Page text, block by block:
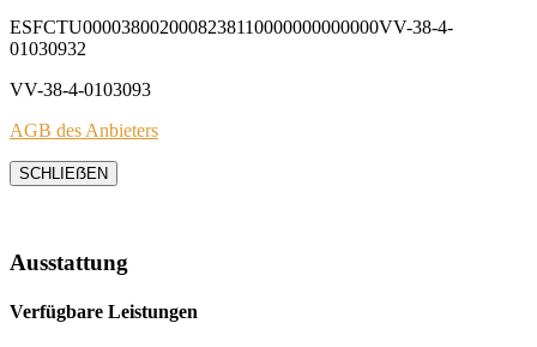
ESFCTU0000380020008238110000000000000VV-38-4-
01030932
VV-38-4-0103093
AGB des Anbieters
SCHLIEẞEN
Ausstattung
Verfügbare Leistungen